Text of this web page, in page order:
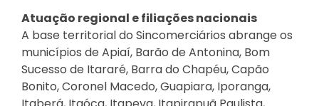
Atuação regional e filiações nacionais
A base territorial do Sincomerciários abrange os
municípios de Apiaí, Barão de Antonina, Bom
Sucesso de Itararé, Barra do Chapéu, Capão
Bonito, Coronel Macedo, Guapiara, Iporanga,